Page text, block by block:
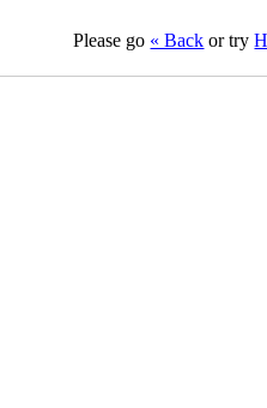
Please go « Back or try